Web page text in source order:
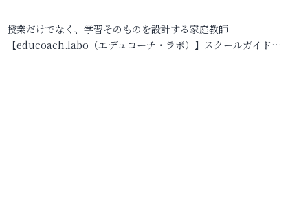
授業だけでなく、学習そのものを設計する家庭教師
【educoach.labo（エデュコーチ・ラボ）】スクールガイド…